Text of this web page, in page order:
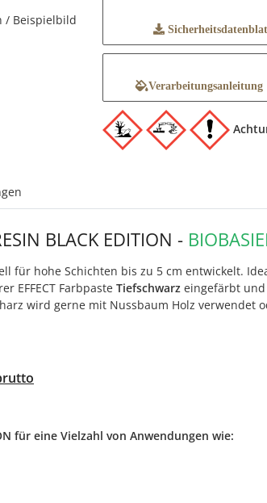
/ Beispielbild
Verarbeitungsanleitung
BLACK EDITION -
für hohe Schichten bis zu 5 cm entwickelt.
EFFECT Farbpaste Tiefschwarz eingefärbt
wird gerne mit Nussbaum Holz verwendet
für eine Vielzahl von Anwendungen wie: